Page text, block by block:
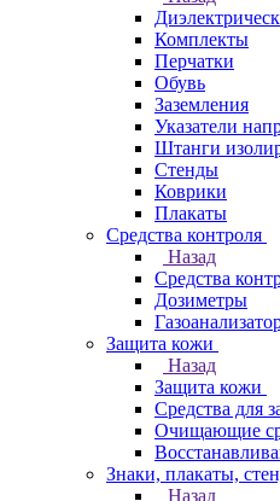
Комплекты
Перчатки
Обувь
Заземления
Указатели
Штанги
Стенды
Коврики
Плакаты
Средства контроля
Назад
Средства
Дозиметры
Защита кожи
Назад
Защита кожи
Средства для
Очищающие
Знаки, плакаты,
Назад